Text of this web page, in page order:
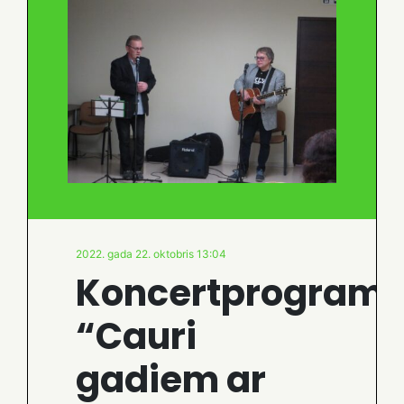
2022. gada 22. oktobris 13:04
“Cauri
gadiem ar